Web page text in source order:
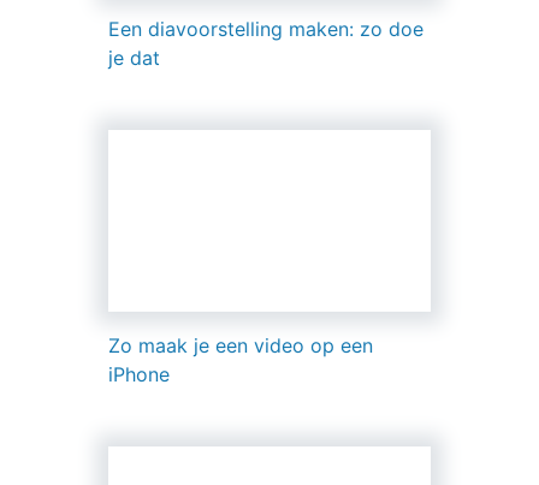
Een diavoorstelling maken: zo doe
je dat
Zo maak je een video op een
iPhone